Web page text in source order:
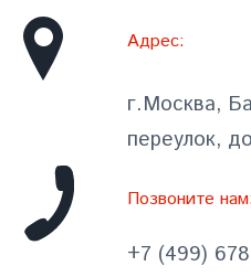
Адрес:
г.Москва,
переулок,
Позвоните
+7 (499)